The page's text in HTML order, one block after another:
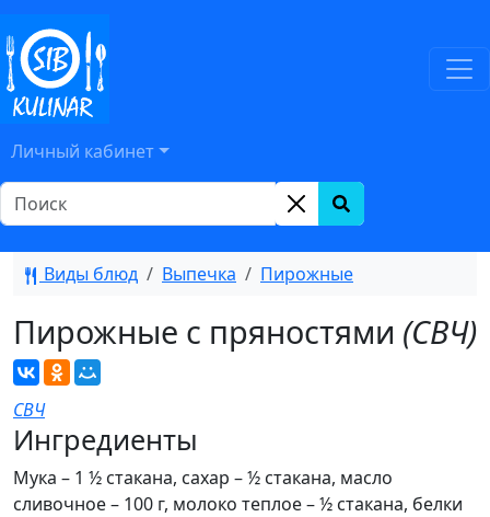
Личный кабинет
Виды блюд Выпечка Пирожные
Пирожные с пряностями (СВЧ)
СВЧ
Ингредиенты
Мука – 1 ½ стакана, сахар – ½ стакана, масло
сливочное – 100 г, молоко теплое – ½ стакана, белки